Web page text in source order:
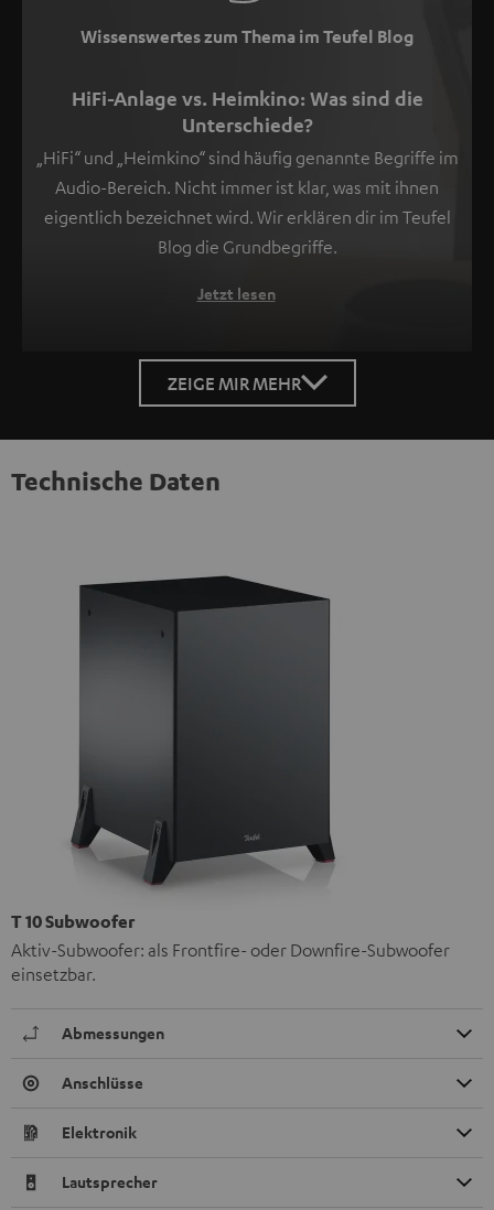
finden .
Wissenswertes zum Thema im Teufel Blog
HiFi-Anlage vs. Heimkino: Was sind die
Unterschiede?
„HiFi“ und „Heimkino“ sind häufig genannte Begriffe im
Audio-Bereich. Nicht immer ist klar, was mit ihnen
eigentlich bezeichnet wird. Wir erklären dir im Teufel
Blog die Grundbegriffe.
Jetzt lesen
ZEIGE MIR MEHR
Technische Daten
T 10 Subwoofer
Aktiv-Subwoofer: als Frontfire- oder Downfire-Subwoofer
einsetzbar.
Abmessungen
Anschlüsse
Elektronik
Lautsprecher